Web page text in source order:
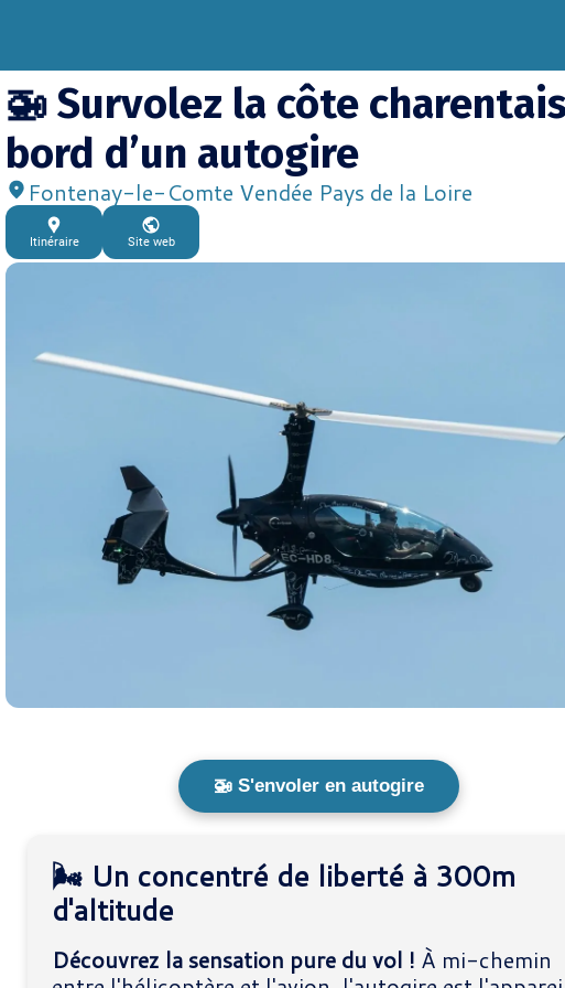
🚁 Survolez la côte
bord d’un autogire
Fontenay-le-Comte Vendée Pays de la Loire
Itinéraire Site web
🚁 S'envoler en autogire
🌬️ Un concentré de liberté à 300m
d'altitude
Découvrez la sensation pure du vol ! À mi-chemin